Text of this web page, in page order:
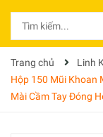
Trang chủ
Linh
Hộp 150 Mũi Khoan
Mài Cầm Tay Đóng